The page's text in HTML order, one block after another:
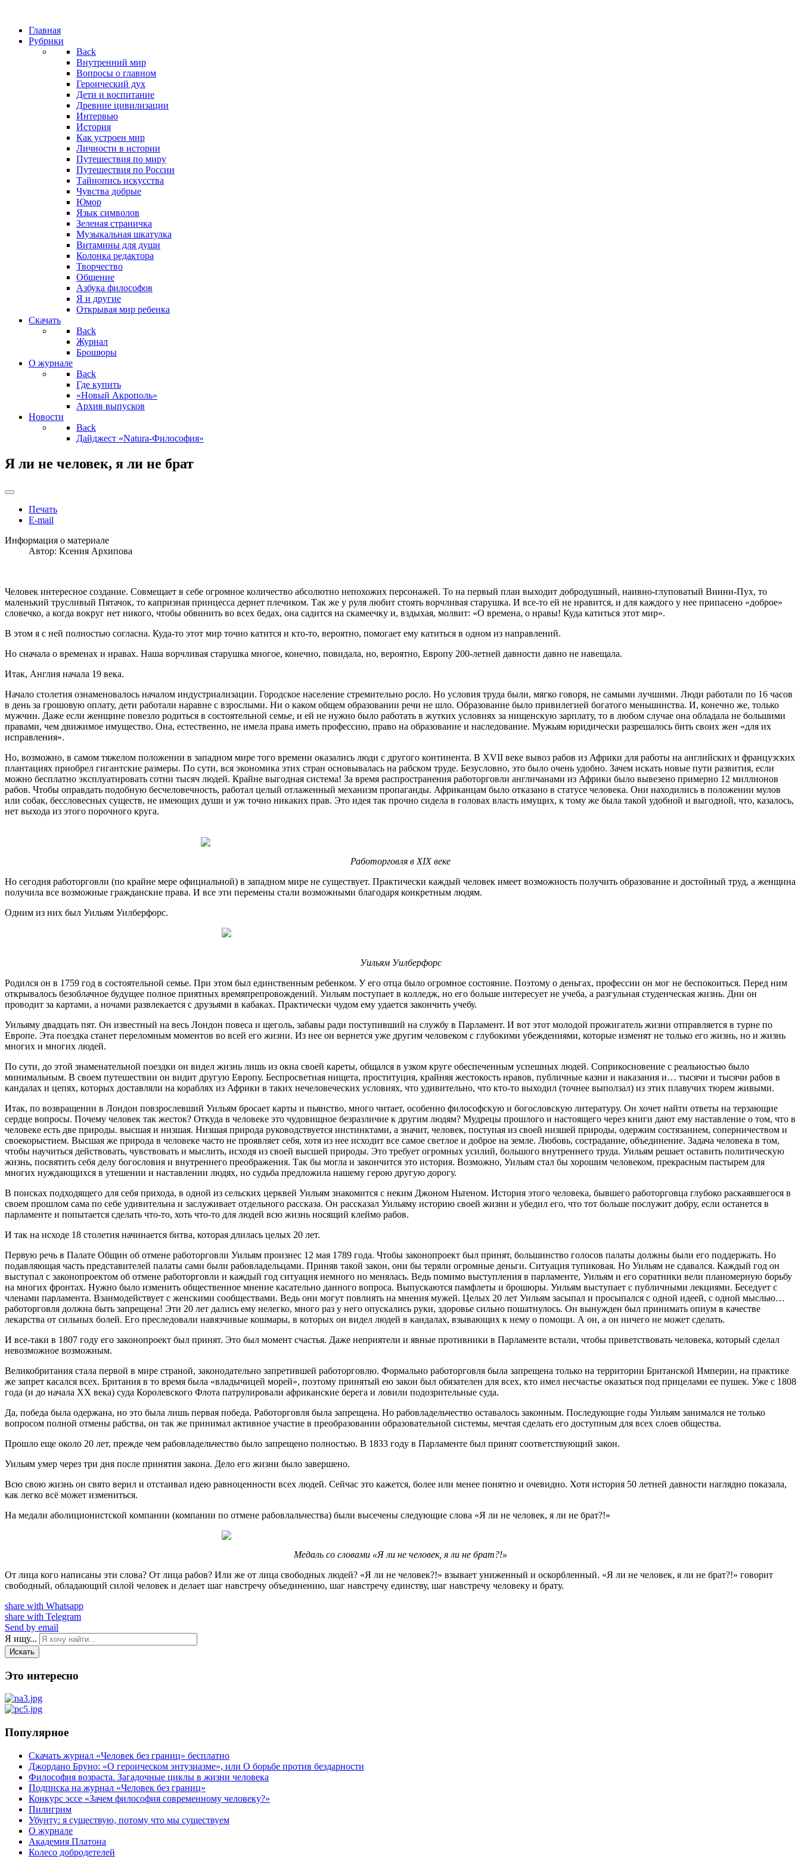
Главная
Рубрики
Back
Внутренний мир
Вопросы о главном
Героический дух
Дети и воспитание
Древние цивилизации
Интервью
История
Как устроен мир
Личности в истории
Путешествия по миру
Путешествия по России
Тайнопись искусства
Чувства добрые
Юмор
Язык символов
Зеленая страничка
Музыкальная шкатулка
Витамины для души
Колонка редактора
Творчество
Общение
Азбука философов
Я и другие
Открывая мир ребенка
Скачать
Back
Журнал
Брошюры
О журнале
Back
Где купить
«Новый Акрополь»
Архив выпусков
Новости
Back
Дайджест «Natura-Философия»
Я ли не человек, я ли не брат
Печать
E-mail
Информация о материале
Автор: Ксения Архипова
Человек интересное создание. Совмещает в себе огромное количество абсолютно непохожих персонажей. То на первый план выходит добродушный, наивно-глуповатый Винни-Пух, то
маленький трусливый Пятачок, то капризная принцесса дернет плечиком. Так же у руля любит стоять ворчливая старушка. И все-то ей не нравится, и для каждого у нее припасено «доброе»
словечко, а когда вокруг нет никого, чтобы обвинить во всех бедах, она садится на скамеечку и, вздыхая, молвит: «О времена, о нравы! Куда катиться этот мир».
В этом я с ней полностью согласна. Куда-то этот мир точно катится и кто-то, вероятно, помогает ему катиться в одном из направлений.
Но сначала о временах и нравах. Наша ворчливая старушка многое, конечно, повидала, но, вероятно, Европу 200-летней давности давно не навещала.
Итак, Англия начала 19 века.
Начало столетия ознаменовалось началом индустриализации. Городское население стремительно росло. Но условия труда были, мягко говоря, не самыми лучшими. Люди работали по 16 часов
в день за грошовую оплату, дети работали наравне с взрослыми. Ни о каком общем образовании речи не шло. Образование было привилегией богатого меньшинства. И, конечно же, только
мужчин. Даже если женщине повезло родиться в состоятельной семье, и ей не нужно было работать в жутких условиях за нищенскую зарплату, то в любом случае она обладала не большими
правами, чем движимое имущество. Она, естественно, не имела права иметь профессию, право на образование и наследование. Мужьям юридически разрешалось бить своих жен «для их
исправления».
Но, возможно, в самом тяжелом положении в западном мире того времени оказались люди с другого континента. В XVII веке вывоз рабов из Африки для работы на английских и французских
плантациях приобрел гигантские размеры. По сути, вся экономика этих стран основывалась на рабском труде. Безусловно, это было очень удобно. Зачем искать новые пути развития, если
можно бесплатно эксплуатировать сотни тысяч людей. Крайне выгодная система! За время распространения работорговли англичанами из Африки было вывезено примерно 12 миллионов
рабов. Чтобы оправдать подобную бесчеловечность, работал целый отлаженный механизм пропаганды. Африканцам было отказано в статусе человека. Они находились в положении мулов
или собак, бессловесных существ, не имеющих души и уж точно никаких прав. Это идея так прочно сидела в головах власть имущих, к тому же была такой удобной и выгодной, что, казалось,
нет выхода из этого порочного круга.
Работорговля в XIX веке
Но сегодня работорговли (по крайне мере официальной) в западном мире не существует. Практически каждый человек имеет возможность получить образование и достойный труд, а женщина
получила все возможные гражданские права. И все эти перемены стали возможными благодаря конкретным людям.
Одним из них был Уильям Уилберфорс.
Уильям Уилберфорс
Родился он в 1759 год в состоятельной семье. При этом был единственным ребенком. У его отца было огромное состояние. Поэтому о деньгах, профессии он мог не беспокоиться. Перед ним
открывалось безоблачное будущее полное приятных времяпрепровождений. Уильям поступает в колледж, но его больше интересует не учеба, а разгульная студенческая жизнь. Дни он
проводит за картами, а ночами развлекается с друзьями в кабаках. Практически чудом ему удается закончить учебу.
Уильяму двадцать пят. Он известный на весь Лондон повеса и щеголь, забавы ради поступивший на службу в Парламент. И вот этот молодой прожигатель жизни отправляется в турне по
Европе. Эта поездка станет переломным моментов во всей его жизни. Из нее он вернется уже другим человеком с глубокими убеждениями, которые изменят не только его жизнь, но и жизнь
многих и многих людей.
По сути, до этой знаменательной поездки он видел жизнь лишь из окна своей кареты, общался в узком круге обеспеченным успешных людей. Соприкосновение с реальностью было
минимальным. В своем путешествии он видит другую Европу. Беспросветная нищета, проституция, крайняя жестокость нравов, публичные казни и наказания и… тысячи и тысячи рабов в
кандалах и цепях, которых доставляли на кораблях из Африки в таких нечеловеческих условиях, что удивительно, что кто-то выходил (точнее выползал) из этих плавучих тюрем живыми.
Итак, по возвращении в Лондон повзрослевший Уильям бросает карты и пьянство, много читает, особенно философскую и богословскую литературу. Он хочет найти ответы на терзающие
сердце вопросы. Почему человек так жесток? Откуда в человеке это чудовищное безразличие к другим людям? Мудрецы прошлого и настоящего через книги дают ему наставление о том, что в
человеке есть две природы. высшая и низшая. Низшая природа руководствуется инстинктами, а значит, человек, поступая из своей низшей природы, одержим состязанием, соперничеством и
своекорыстием. Высшая же природа в человеке часто не проявляет себя, хотя из нее исходит все самое светлое и доброе на земле. Любовь, сострадание, объединение. Задача человека в том,
чтобы научиться действовать, чувствовать и мыслить, исходя из своей высшей природы. Это требует огромных усилий, большого внутреннего труда. Уильям решает оставить политическую
жизнь, посвятить себя делу богословия и внутреннего преображения. Так бы могла и закончится это история. Возможно, Уильям стал бы хорошим человеком, прекрасным пастырем для
многих нуждающихся в утешении и наставлении людях, но судьба предложила нашему герою другую дорогу.
В поисках подходящего для себя прихода, в одной из сельских церквей Уильям знакомится с неким Джоном Ньтеном. История этого человека, бывшего работорговца глубоко раскаявшегося в
своем прошлом сама по себе удивительна и заслуживает отдельного рассказа. Он рассказал Уильяму историю своей жизни и убедил его, что тот больше послужит добру, если останется в
парламенте и попытается сделать что-то, хоть что-то для людей всю жизнь носящий клеймо рабов.
И так на исходе 18 столетия начинается битва, которая длилась целых 20 лет.
Первую речь в Палате Общин об отмене работорговли Уильям произнес 12 мая 1789 года. Чтобы законопроект был принят, большинство голосов палаты должны были его поддержать. Но
подавляющая часть представителей палаты сами были рабовладельцами. Приняв такой закон, они бы теряли огромные деньги. Ситуация тупиковая. Но Уильям не сдавался. Каждый год он
выступал с законопроектом об отмене работорговли и каждый год ситуация немного но менялась. Ведь помимо выступления в парламенте, Уильям и его соратники вели планомерную борьбу
на многих фронтах. Нужно было изменить общественное мнение касательно данного вопроса. Выпускаются памфлеты и брошюры. Уильям выступает с публичными лекциями. Беседует с
членами парламента. Взаимодействует с женскими сообществами. Ведь они могут повлиять на мнения мужей. Целых 20 лет Уильям засыпал и просыпался с одной идеей, с одной мыслью…
работорговля должна быть запрещена! Эти 20 лет дались ему нелегко, много раз у него опускались руки, здоровье сильно пошатнулось. Он вынужден был принимать опиум в качестве
лекарства от сильных болей. Его преследовали навязчивые кошмары, в которых он видел людей в кандалах, взывающих к нему о помощи. А он, а он ничего не может сделать.
И все-таки в 1807 году его законопроект был принят. Это был момент счастья. Даже неприятели и явные противники в Парламенте встали, чтобы приветствовать человека, который сделал
невозможное возможным.
Великобритания стала первой в мире страной, законодательно запретившей работорговлю. Формально работорговля была запрещена только на территории Британской Империи, на практике
же запрет касался всех. Британия в то время была «владычицей морей», поэтому принятый ею закон был обязателен для всех, кто имел несчастье оказаться под прицелами ее пушек. Уже с 1808
года (и до начала XX века) суда Королевского Флота патрулировали африканские берега и ловили подозрительные суда.
Да, победа была одержана, но это была лишь первая победа. Работорговля была запрещена. Но рабовладельчество оставалось законным. Последующие годы Уильям занимался не только
вопросом полной отмены рабства, он так же принимал активное участие в преобразовании образовательной системы, мечтая сделать его доступным для всех слоев общества.
Прошло еще около 20 лет, прежде чем рабовладельчество было запрещено полностью. В 1833 году в Парламенте был принят соответствующий закон.
Уильям умер через три дня после принятия закона. Дело его жизни было завершено.
Всю свою жизнь он свято верил и отстаивал идею равноценности всех людей. Сейчас это кажется, более или менее понятно и очевидно. Хотя история 50 летней давности наглядно показала,
как легко всё может измениться.
На медали аболиционистской компании (компании по отмене рабовлальчества) были высечены следующие слова «Я ли не человек, я ли не брат?!»
Медаль со словами «Я ли не человек, я ли не брат?!»
От лица кого написаны эти слова? От лица рабов? Или же от лица свободных людей? «Я ли не человек?!» взывает униженный и оскорбленный. «Я ли не человек, я ли не брат?!» говорит
свободный, обладающий силой человек и делает шаг навстречу объединению, шаг навстречу единству, шаг навстречу человеку и брату.
share with Whatsapp
share with Telegram
Send by email
Я ищу...
Искать
Это интересно
Популярное
Скачать журнал «Человек без границ» бесплатно
Джордано Бруно: «О героическом энтузиазме», или О борьбе против бездарности
Философия возраста. Загадочные циклы в жизни человека
Подписка на журнал «Человек без границ»
Конкурс эссе «Зачем философия современному человеку?»
Пилигрим
Убунту: я существую, потому что мы существуем
О журнале
Академия Платона
Колесо добродетелей